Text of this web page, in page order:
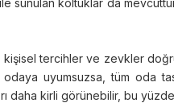
koltuklar da
tercihler ve zevkler
uyumsuzsa, tüm oda
kirli görünebilir, bu